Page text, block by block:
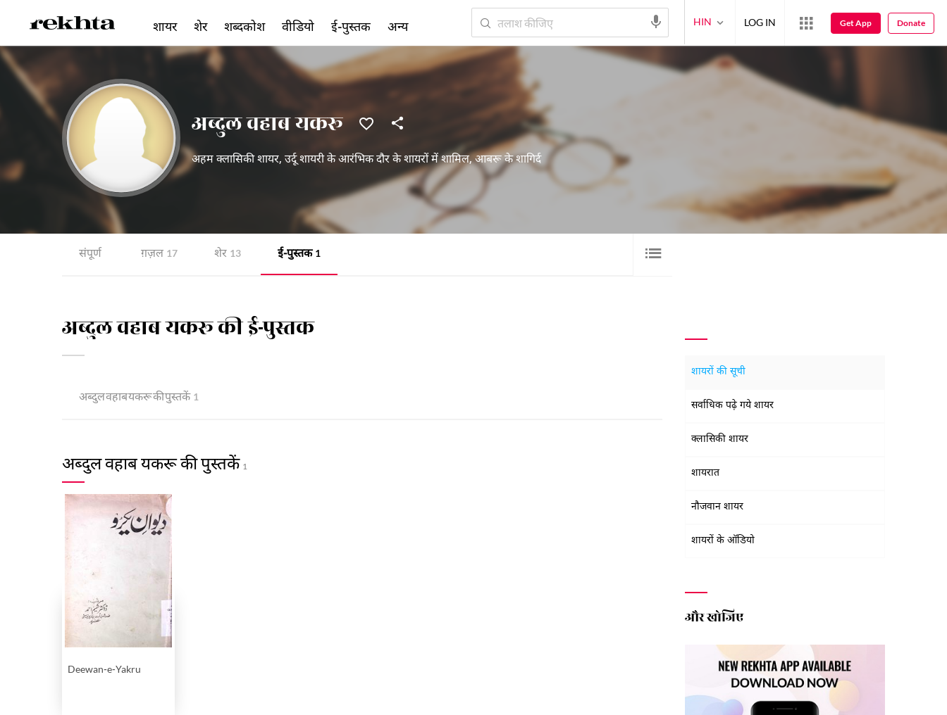
अब्दुल वहाब यकरू
अहम क्लासिकी शायर, उर्दू शायरी के आरंभिक दौर के शायरों में शामिल, आबरू के शागिर्द
संपूर्ण ग़ज़ल 17 शेर 13 ई-पुस्तक 1
अब्दुल वहाब यकरू की ई-पुस्तक
अब्दुल वहाब यकरू की पुस्तकें 1
अब्दुल वहाब यकरू की पुस्तकें 1
Deewan-e-Yakru
शायरों की सूची
सर्वाधिक पढ़े गये शायर
क्लासिकी शायर
शायरात
नौजवान शायर
शायरों के ऑडियो
और खोजिए
शायर शेर शब्दकोश वीडियो ई-पुस्तक अन्य HIN LOG IN Get App Donate